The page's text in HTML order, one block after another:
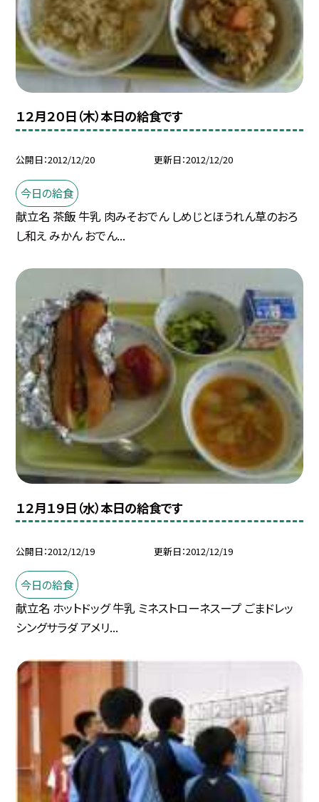
１２月２０日（木）本日の給食です
公開日 2012/12/20 更新日 2012/12/20
今日の給食
献立名 茶飯 牛乳 肉みそおでん しめじとほうれん草のおろ
し和え みかん おでん...
１２月１９日（水）本日の給食です
公開日 2012/12/19 更新日 2012/12/19
今日の給食
献立名 ホットドッグ 牛乳 ミネストローネスープ ごまドレッ
シングサラダ アメリ...